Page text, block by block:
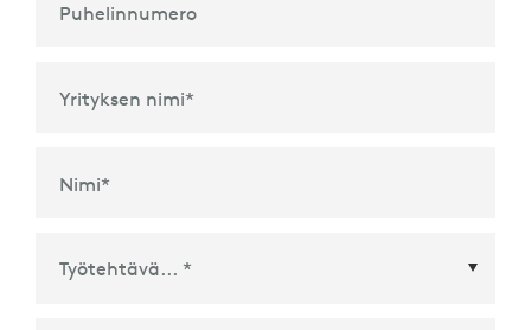
Puhelinnumero
Yrityksen nimi*
Nimi*